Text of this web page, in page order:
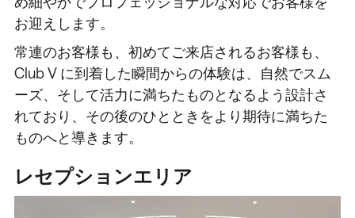
お迎えします。
常連のお客様も、初めてご来店されるお客様も、
Club V に到着した瞬間からの体験は、自然でスム
ーズ、そして活力に満ちたものとなるよう設計さ
れており、その後のひとときをより期待に満ちた
ものへと導きます。
レセプションエリア